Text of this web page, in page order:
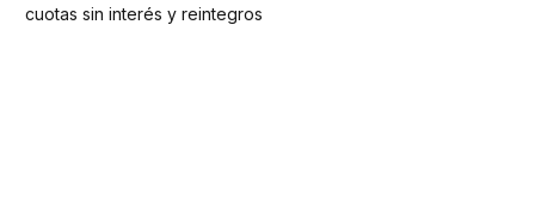
cuotas sin interés y reintegros